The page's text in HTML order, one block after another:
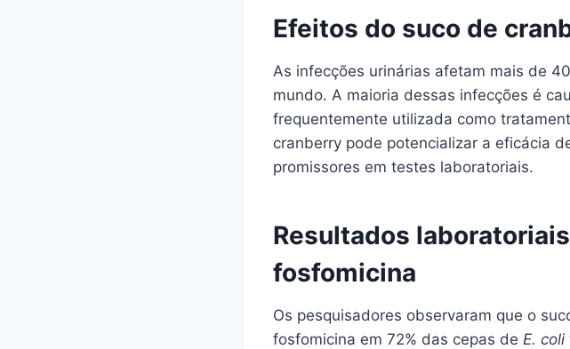
Efeitos do suco de
As infecções urinárias afetam mais de
mundo. A maioria dessas infecções é
frequentemente utilizada como
cranberry pode potencializar a eficácia
promissores em testes laboratoriais.
Resultados
fosfomicina
Os pesquisadores observaram que o
fosfomicina em 72% das cepas de E. coli